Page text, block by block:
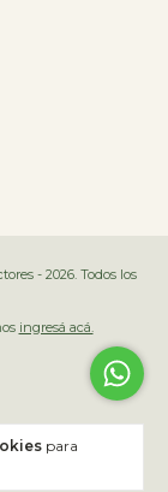
para
- 2026. Todos los
ingresá acá.